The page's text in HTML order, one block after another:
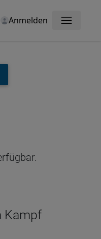
Anmelden Menü
Kampf